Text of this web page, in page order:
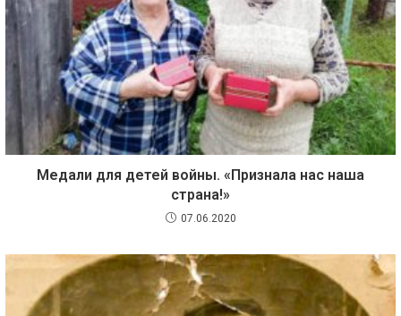
Медали для детей войны. «Признала нас наша
страна!»
07.06.2020